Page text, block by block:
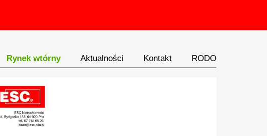
Rynek wtórny Aktualności Kontakt RODO